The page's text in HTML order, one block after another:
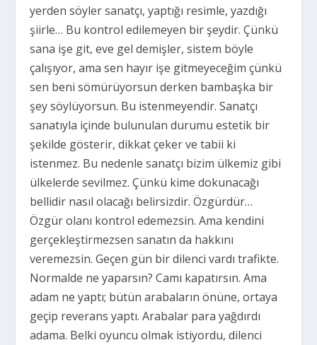
yerden söyler sanatçı, yaptığı resimle, yazdığı
şiirle… Bu kontrol edilemeyen bir şeydir. Çünkü
sana işe git, eve gel demişler, sistem böyle
çalışıyor, ama sen hayır işe gitmeyeceğim çünkü
sen beni sömürüyorsun derken bambaşka bir
şey söylüyorsun. Bu istenmeyendir. Sanatçı
sanatıyla içinde bulunulan durumu estetik bir
şekilde gösterir, dikkat çeker ve tabii ki
istenmez. Bu nedenle sanatçı bizim ülkemiz gibi
ülkelerde sevilmez. Çünkü kime dokunacağı
bellidir nasıl olacağı belirsizdir. Özgürdür…
Özgür olanı kontrol edemezsin. Ama kendini
gerçekleştirmezsen sanatın da hakkını
veremezsin. Geçen gün bir dilenci vardı trafikte.
Normalde ne yaparsın? Camı kapatırsın. Ama
adam ne yaptı; bütün arabaların önüne, ortaya
geçip reverans yaptı. Arabalar para yağdırdı
adama. Belki oyuncu olmak istiyordu, dilenci